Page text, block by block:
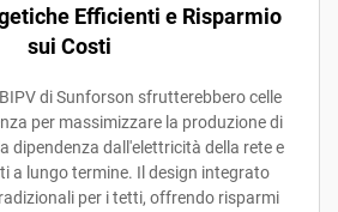
Efficienti e Risparmio
sui Costi
di Sunforson sfrutterebbero celle
per massimizzare la produzione di
dipendenza dall'elettricità della rete e
a lungo termine. Il design integrato
per i tetti, offrendo risparmi